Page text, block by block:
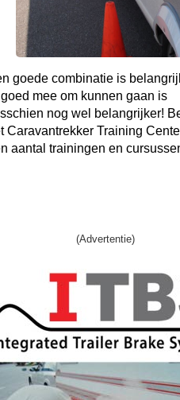
goede combinatie is
mee om kunnen gaan is
nog wel belangrijker!
Caravantrekker Training
aantal trainingen en
(Advertentie)